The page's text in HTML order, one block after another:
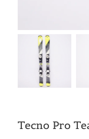
Tecno Pro